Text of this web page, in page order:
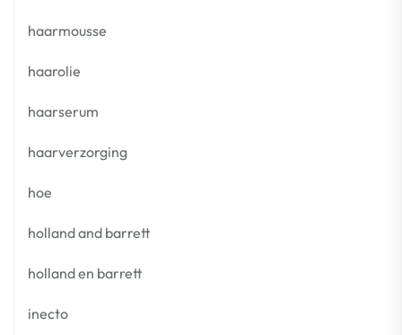
haarmousse
haarolie
haarserum
haarverzorging
hoe
holland and barrett
holland en barrett
inecto